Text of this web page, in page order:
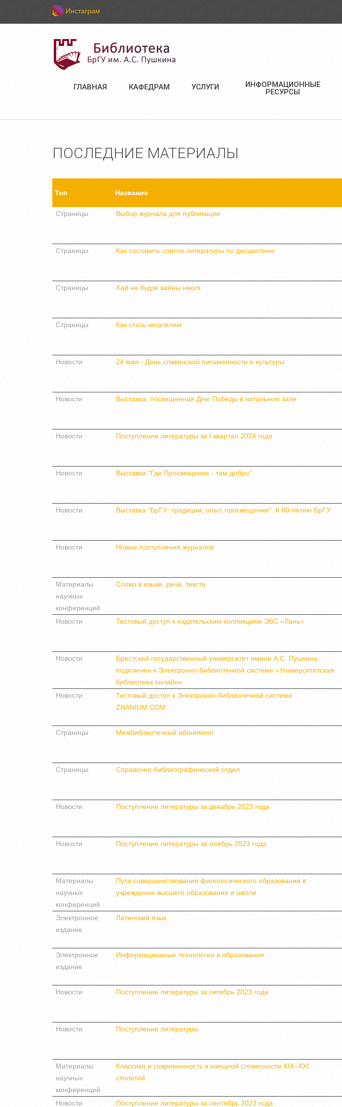
Инстаграм
ГЛАВНАЯ КАФЕДРАМ УСЛУГИ
ИНФОРМАЦИОННЫЕ
РЕСУРСЫ
ПОСЛЕДНИЕ МАТЕРИАЛЫ
Тип Название
Страницы
Выбор журнала для публикации
Страницы
Как составить список литературы по дисциплине
Страницы
Хай не будзе вайны нiколi
Страницы
Как стать читателем
Новости
24 мая - День славянской письменности и культуры
Новости
Выставка, посвященная Дню Победы в читальном зале
Новости
Поступление литературы за I квартал 2024 года
Новости
Выставка "Где Просвещение - там добро"
Новости
Выставка "БрГУ: традиции, опыт, просвещение". К 80-летию БрГУ
Новости
Новые поступления журналов
Материалы
научных
конференций
Слово в языке, речи, тексте
Новости
Тестовый доступ к издательским коллекциям ЭБС «Лань»
Новости
Брестский государственный университет имени А.С. Пушкина
подключен к Электронно-библиотечной системе «Университетская
библиотека онлайн»
Новости
Тестовый доступ к Электронно-библиотечной системе
ZNANIUM.COM
Страницы
Межбиблиотечный абонемент
Страницы
Справочно-библиографический отдел
Новости
Поступление литературы за декабрь 2023 года
Новости
Поступление литературы за ноябрь 2023 года
Материалы
научных
конференций
Пути совершенствования филологического образования в
учреждении высшего образования и школе
Электронное
издание
Латинский язык
Электронное
издание
Информационные технологии в образовании
Новости
Поступление литературы за октябрь 2023 года
Новости
Поступление литературы
Материалы
научных
конференций
Классика и современность в изящной словесности ХIХ–ХХI
столетий
Новости
Поступление литературы за сентябрь 2023 года